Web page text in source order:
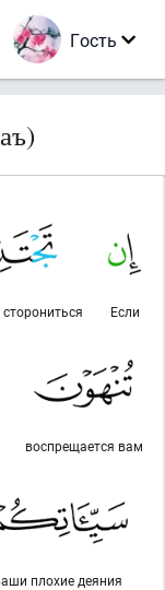
Гость
Если
воспрещается вам
плохие деяния